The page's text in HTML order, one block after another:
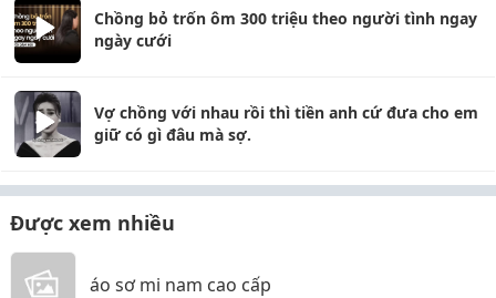
Chồng bỏ trốn ôm 300 triệu theo người tình ngay
ngày cưới
Vợ chồng với nhau rồi thì tiền anh cứ đưa cho em
giữ có gì đâu mà sợ.
Được xem nhiều
áo sơ mi nam cao cấp